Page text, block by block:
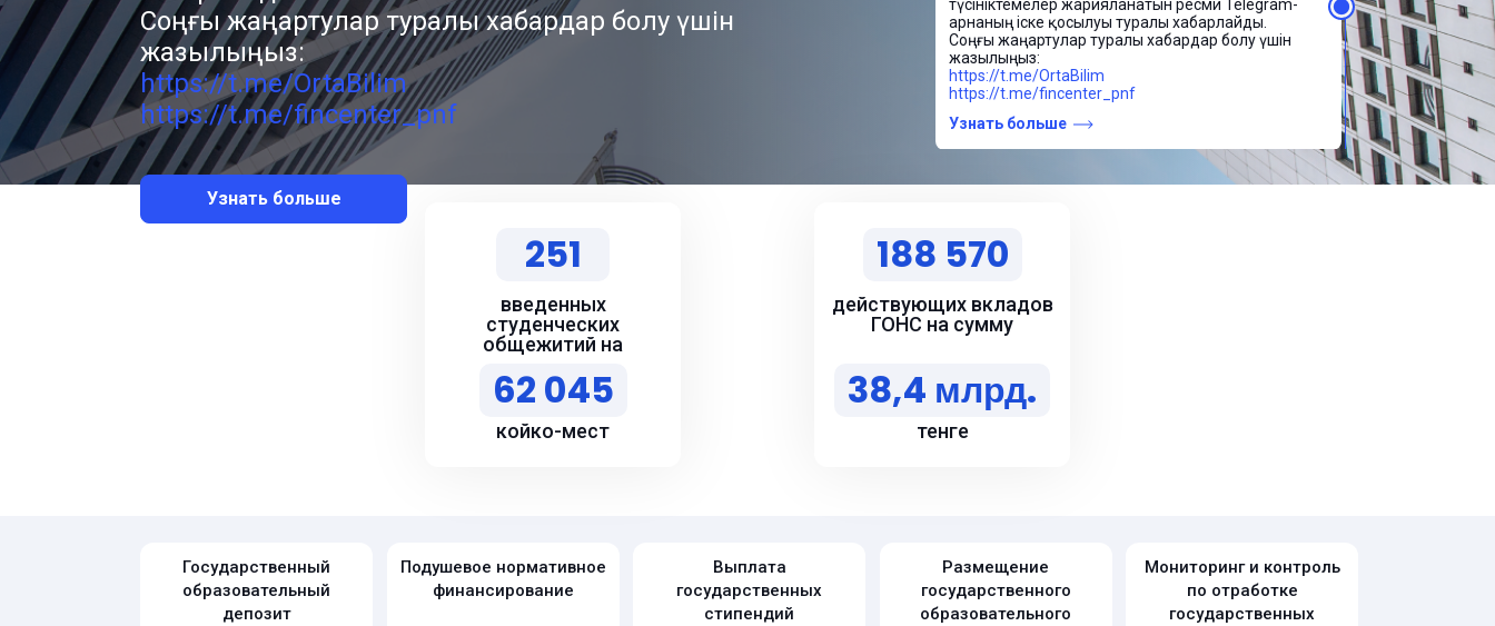
Узнать больше
https://drive.google.com/drive/folders/
usp=sharing
Узнать больше
Уважаемые предприниматели!
251
введенных
студенческих
общежитий на
62 045
койко-мест
188 570
действующих вкладов
ГОНС на сумму
38,4 млрд.
тенге
Государственный
образовательный
депозит
Подушевое нормативное
финансирование
Выплата
государственных
стипендий
Размещение
государственного
образовательного
Мониторинг и контроль
по отработке
государственных